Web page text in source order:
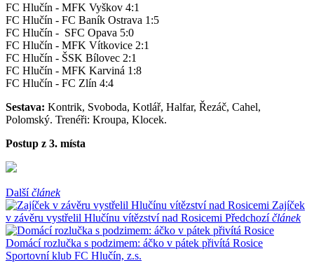
FC Hlučín - MFK Vyškov 4:1
FC Hlučín - FC Baník Ostrava 1:5
FC Hlučín - SFC Opava 5:0
FC Hlučín - MFK Vítkovice 2:1
FC Hlučín - ŠSK Bílovec 2:1
FC Hlučín - MFK Karviná 1:8
FC Hlučín - FC Zlín 4:4
Sestava: Kontrik, Svoboda, Kotlář, Halfar, Řezáč, Cahel,
Polomský. Trenéři: Kroupa, Klocek.
Postup z 3. místa
Dalšíčlánek
Zajíček
v závěru vystřelil Hlučínu vítězství nad Rosicemi Předchozíčlánek
Domácí rozlučka s podzimem: áčko v pátek přivítá Rosice
Sportovní klub FC Hlučín, z.s.